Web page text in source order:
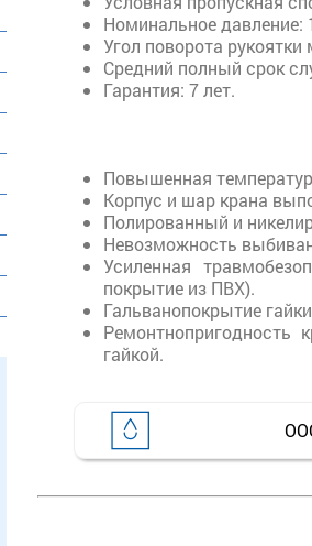
Номинальное давление:
Угол поворота
Средний полный срок
Гарантия: 7 лет.
Повышенная
Корпус и шар крана
Полированный и
Невозможность
Усиленная
покрытие из ПВХ).
Гальванопокрытие
Ремонтнопригодность
гайкой.